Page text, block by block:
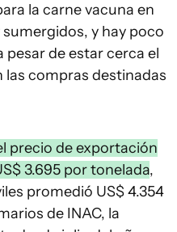
la carne vacuna en
y hay poco
de estar cerca el
compras destinadas
precio de exportación
3.695 por tonelada,
promedió US$ 4.354
de INAC, la